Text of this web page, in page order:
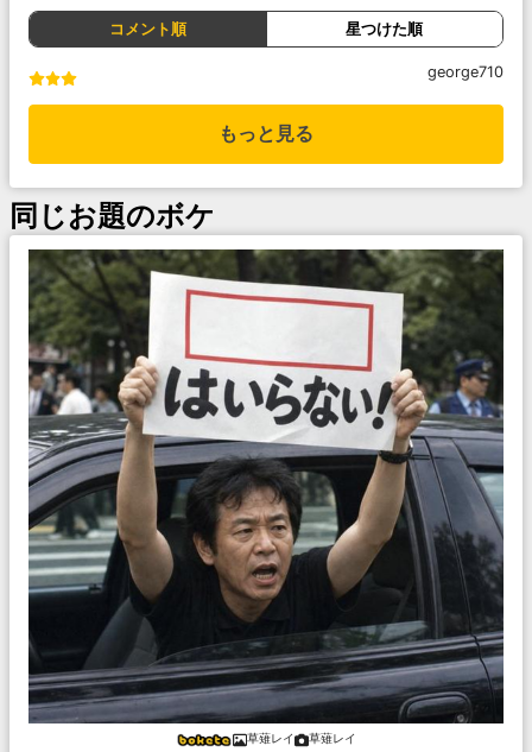
コメント順 星つけた順
george710
もっと見る
同じお題のボケ
草薙レイ 草薙レイ